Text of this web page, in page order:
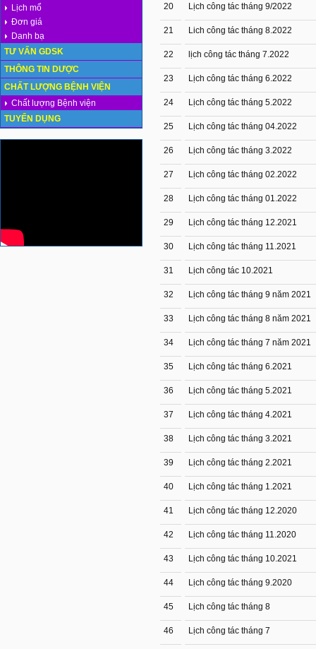
Lịch mổ
Đơn giá
Danh bạ
TƯ VẤN GDSK
THÔNG TIN DƯỢC
CHẤT LƯỢNG BỆNH VIỆN
Chất lượng Bệnh viện
TUYỂN DỤNG
20 Lịch công tác tháng 9/2022
21 Lich công tác tháng 8.2022
22 lịch công tác tháng 7.2022
23 Lịch công tác tháng 6.2022
24 Lịch công tác tháng 5.2022
25 Lịch công tác tháng 04.2022
26 Lịch công tác tháng 3.2022
27 Lịch công tác tháng 02.2022
28 Lịch công tác tháng 01.2022
29 Lịch công tác tháng 12.2021
30 Lịch công tác tháng 11.2021
31 Lịch công tác 10.2021
32 Lịch công tác tháng 9 năm 2021
33 Lịch công tác tháng 8 năm 2021
34 Lịch công tác tháng 7 năm 2021
35 Lịch công tác tháng 6.2021
36 Lịch công tác tháng 5.2021
37 Lịch công tác tháng 4.2021
38 Lịch công tác tháng 3.2021
39 Lịch công tác tháng 2.2021
40 Lịch công tác tháng 1.2021
41 Lịch công tác tháng 12.2020
42 Lịch công tác tháng 11.2020
43 Lịch công tác tháng 10.2021
44 Lịch công tác tháng 9.2020
45 Lịch công tác tháng 8
46 Lịch công tác tháng 7